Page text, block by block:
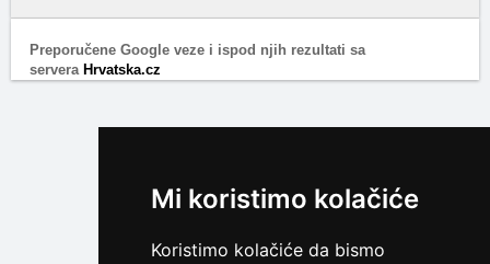
Mi koristimo kolačiće
Koristimo kolačiće da bismo
Preporučene Google veze i ispod njih rezultati sa
servera Hrvatska.cz